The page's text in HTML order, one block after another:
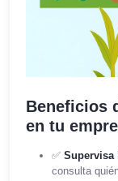
Beneficios
en tu
✅ Supervisa
consulta